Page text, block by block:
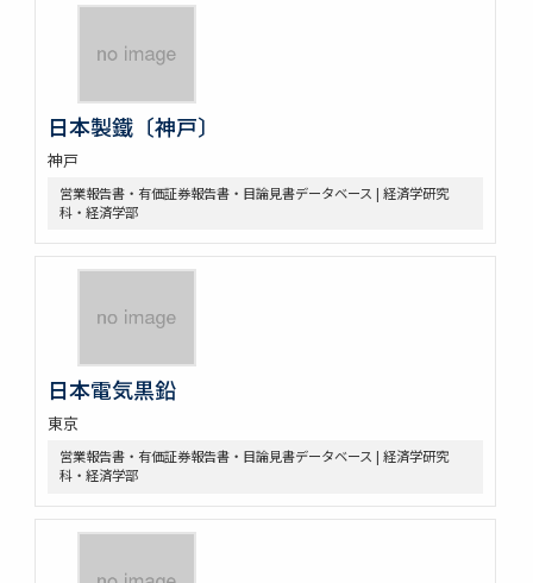
日本製鐵〔神戸〕
神戸
営業報告書・有価証券報告書・目論見書データベース | 経済学研究
科・経済学部
日本電気黒鉛
東京
営業報告書・有価証券報告書・目論見書データベース | 経済学研究
科・経済学部